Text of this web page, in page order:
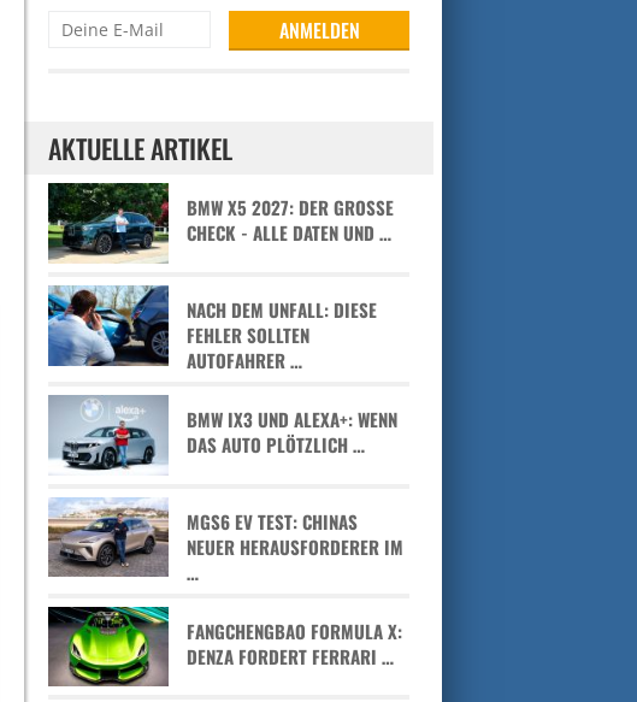
AKTUELLE ARTIKEL
BMW X5 2027: DER GROSSE C
HECK - ALLE DATEN UND …
NACH DEM UNFALL: DIESE
FEHLER SOLLTEN
AUTOFAHRER …
BMW IX3 UND ALEXA+: WENN
DAS AUTO PLÖTZLICH …
MGS6 EV TEST: CHINAS
NEUER HERAUSFORDERER IM
…
FANGCHENGBAO FORMULA X:
DENZA FORDERT FERRARI …